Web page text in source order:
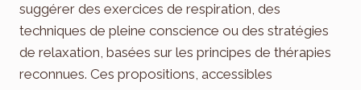
suggérer des exercices de respiration, des
techniques de pleine conscience ou des stratégies
de relaxation, basées sur les principes de thérapies
reconnues. Ces propositions, accessibles